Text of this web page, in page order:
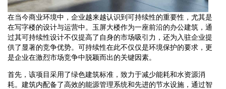
在当今商业环境中，企业越来越认识到可持续性的重要性，尤其是
在写字楼的设计与运营中。玉屏大楼作为一座前沿的办公建筑，通
过其可持续性设计不仅提高了自身的市场吸引力，还为入驻企业提
供了显著的竞争优势。可持续性在此不仅仅是环境保护的要求，更
是企业在激烈市场竞争中脱颖而出的关键因素。
首先，该项目采用了绿色建筑标准，致力于减少能耗和水资源消
耗。建筑内配备了高效的能源管理系统和先进的节水设施，通过智